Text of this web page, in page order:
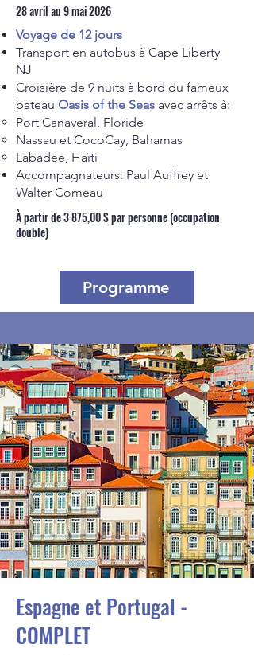
28 avril au 9 mai 2026
Voyage de 12 jours
Transport en autobus à Cape Liberty
NJ
Croisière de 9 nuits à bord du fameux
bateau Oasis of the Seas avec arrêts à:
Port Canaveral, Floride​
Nassau et CocoCay, Bahamas
Labadee, Haïti
Accompagnateurs: Paul Auffrey et
Walter Comeau​
À partir de 3 875,00 $ par personne (occupation
double)
Programme
Espagne et Portugal -
COMPLET